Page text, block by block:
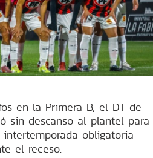
en la Primera B, el DT de
sin descanso al plantel para
obligatoria
el receso.